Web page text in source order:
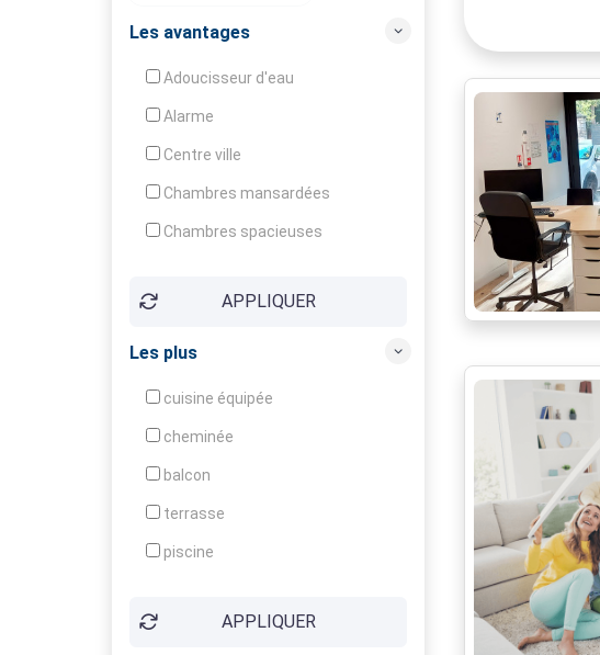
Les avantages
Adoucisseur d'eau
Alarme
Centre ville
Chambres mansardées
Chambres spacieuses
Ensoleillé (e)
Entièrement rénové
Lumineux
APPLIQUER
Les plus
cuisine équipée
cheminée
balcon
terrasse
piscine
APPLIQUER